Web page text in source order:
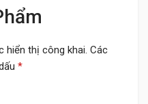
hiển thị công khai. Các
*